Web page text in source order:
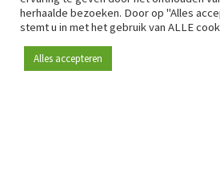
herhaalde bezoeken. Door op "Alles
stemt u in met het gebruik van ALLE
Alles accepteren